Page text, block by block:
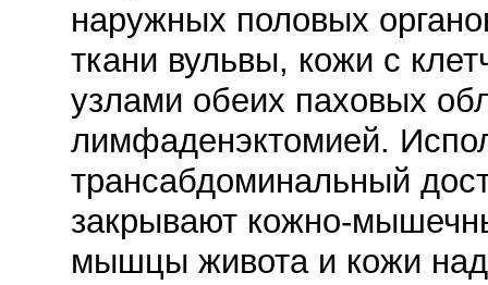
наружных половых
ткани вульвы, кожи с
узлами обеих паховых
лимфаденэктомией.
трансабдоминальный
закрывают кожно-
мышцы живота и кожи